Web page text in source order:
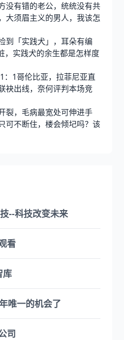
有错的老公，统统没有共
大须眉主义的男人，我该怎
「实践犬」，耳朵有编
，实践犬的余生都是怎样度
1哥伦比亚，拉菲尼亚直
袂出线，奈何评判本场竞
，毛病最宽处可伸进手
可不断住，楼会倾圮吗？该
--科技改变未来
看
库
唯一的机会了
司